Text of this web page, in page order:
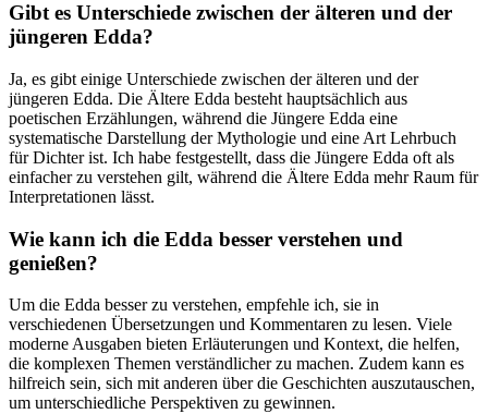
Gibt es Unterschiede zwischen der älteren und der
jüngeren Edda?
Ja, es gibt einige Unterschiede zwischen der älteren und der
jüngeren Edda. Die Ältere Edda besteht hauptsächlich aus
poetischen Erzählungen, während die Jüngere Edda eine
systematische Darstellung der Mythologie und eine Art Lehrbuch
für Dichter ist. Ich habe festgestellt, dass die Jüngere Edda oft als
einfacher zu verstehen gilt, während die Ältere Edda mehr Raum für
Interpretationen lässt.
Wie kann ich die Edda besser verstehen und
genießen?
Um die Edda besser zu verstehen, empfehle ich, sie in
verschiedenen Übersetzungen und Kommentaren zu lesen. Viele
moderne Ausgaben bieten Erläuterungen und Kontext, die helfen,
die komplexen Themen verständlicher zu machen. Zudem kann es
hilfreich sein, sich mit anderen über die Geschichten auszutauschen,
um unterschiedliche Perspektiven zu gewinnen.